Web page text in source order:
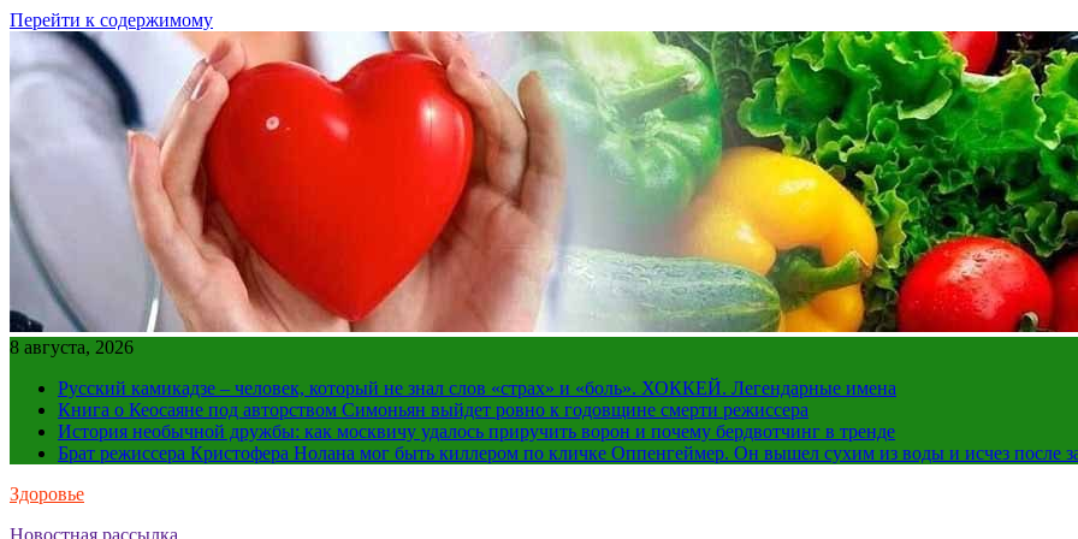
Перейти к содержимому
8 августа, 2026
Русский камикадзе – человек, который не знал слов «страх» и «боль». ХОККЕЙ. Легендарные имена
Книга о Кеосаяне под авторством Симоньян выйдет ровно к годовщине смерти режиссера
История необычной дружбы: как москвичу удалось приручить ворон и почему бердвотчинг в тренде
Брат режиссера Кристофера Нолана мог быть киллером по кличке Оппенгеймер. Он вышел сухим из воды и исчез после
Здоровье
Новостная рассылка